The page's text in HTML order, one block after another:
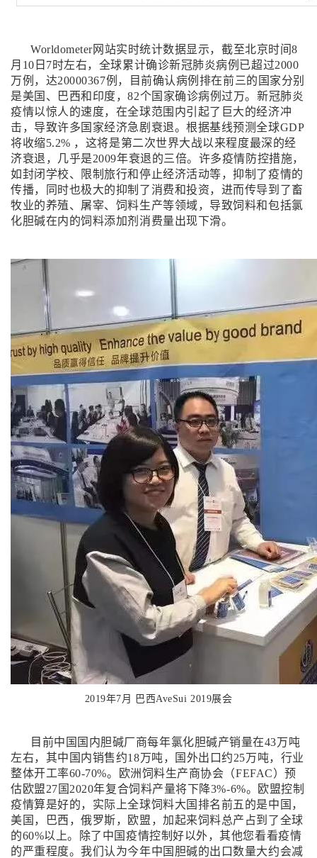
Worldometer网站实时统计数据显示，截至北京时间8
月10日7时左右，全球累计确诊新冠肺炎病例已超过2000
万例，达20000367例，目前确认病例排在前三的国家分别
是美国、巴西和印度，82个国家确诊病例过万。新冠肺炎
疫情以惊人的速度，在全球范围内引起了巨大的经济冲
击，导致许多国家经济急剧衰退。根据基线预测全球GDP
将收缩5.2% ，这将是第二次世界大战以来程度最深的经
济衰退，几乎是2009年衰退的三倍。许多疫情防控措施，
如封闭学校、限制旅行和停止经济活动等，抑制了疫情的
传播，同时也极大的抑制了消费和投资，进而传导到了畜
牧业的养殖、屠宰、饲料生产等领域，导致饲料和包括氯
化胆碱在内的饲料添加剂消费量出现下滑。
2019年7月 巴西AveSui 2019展会
目前中国国内胆碱厂商每年氯化胆碱产销量在43万吨
左右，其中国内销售约18万吨，国外出口约25万吨，行业
整体开工率60-70%。欧洲饲料生产商协会（FEFAC）预
估欧盟27国2020年复合饲料产量将下降3%-6%。欧盟控制
疫情算是好的，实际上全球饲料大国排名前五的是中国，
美国，巴西，俄罗斯，欧盟，加起来饲料总产占到了全球
的60%以上。除了中国疫情控制好以外，其他您看看疫情
的严重程度。我们认为今年中国胆碱的出口数量大约会减